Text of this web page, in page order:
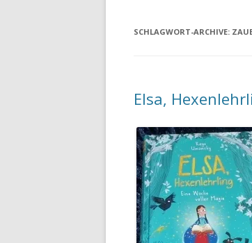
SCHLAGWORT-ARCHIVE:
Elsa,